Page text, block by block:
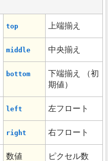
top 上端揃え
middle 中央揃え
bottom
下端揃え （初
期値）
left 左フロート
right 右フロート
数値 ピクセル数